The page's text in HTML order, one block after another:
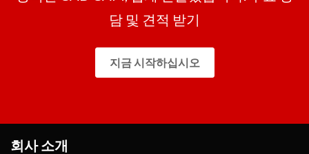
담 및 견적 받기
지금 시작하십시오
회사 소개